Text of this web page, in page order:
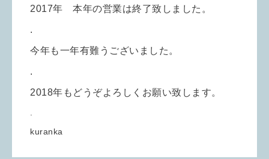
2017年 本年の営業は終了致しました。
.
今年も一年有難うございました。
.
2018年もどうぞよろしくお願い致します。
kuranka